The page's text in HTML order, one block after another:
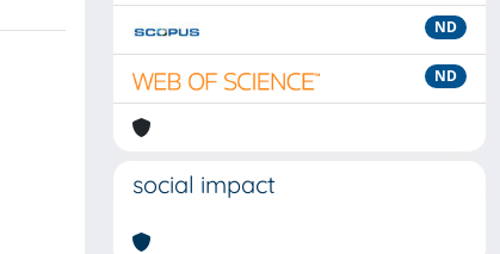
ND
ND
social impact